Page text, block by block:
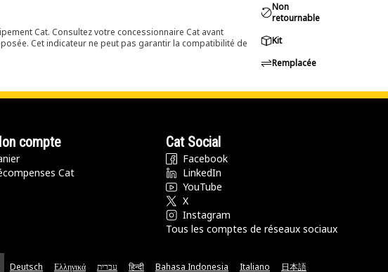
Cat. Consultez votre concessionnaire Cat avant
Cet indicateur ne peut pas garantir la compatibilité de
Non
retournable
Kit
Remplacée
compte
Cat
Cat Social
Facebook
LinkedIn
YouTube
X
Instagram
Tous les comptes de réseaux sociaux
Deutsch Ελληνικά עברית हिन्दी Bahasa Indonesia Italiano 日本語